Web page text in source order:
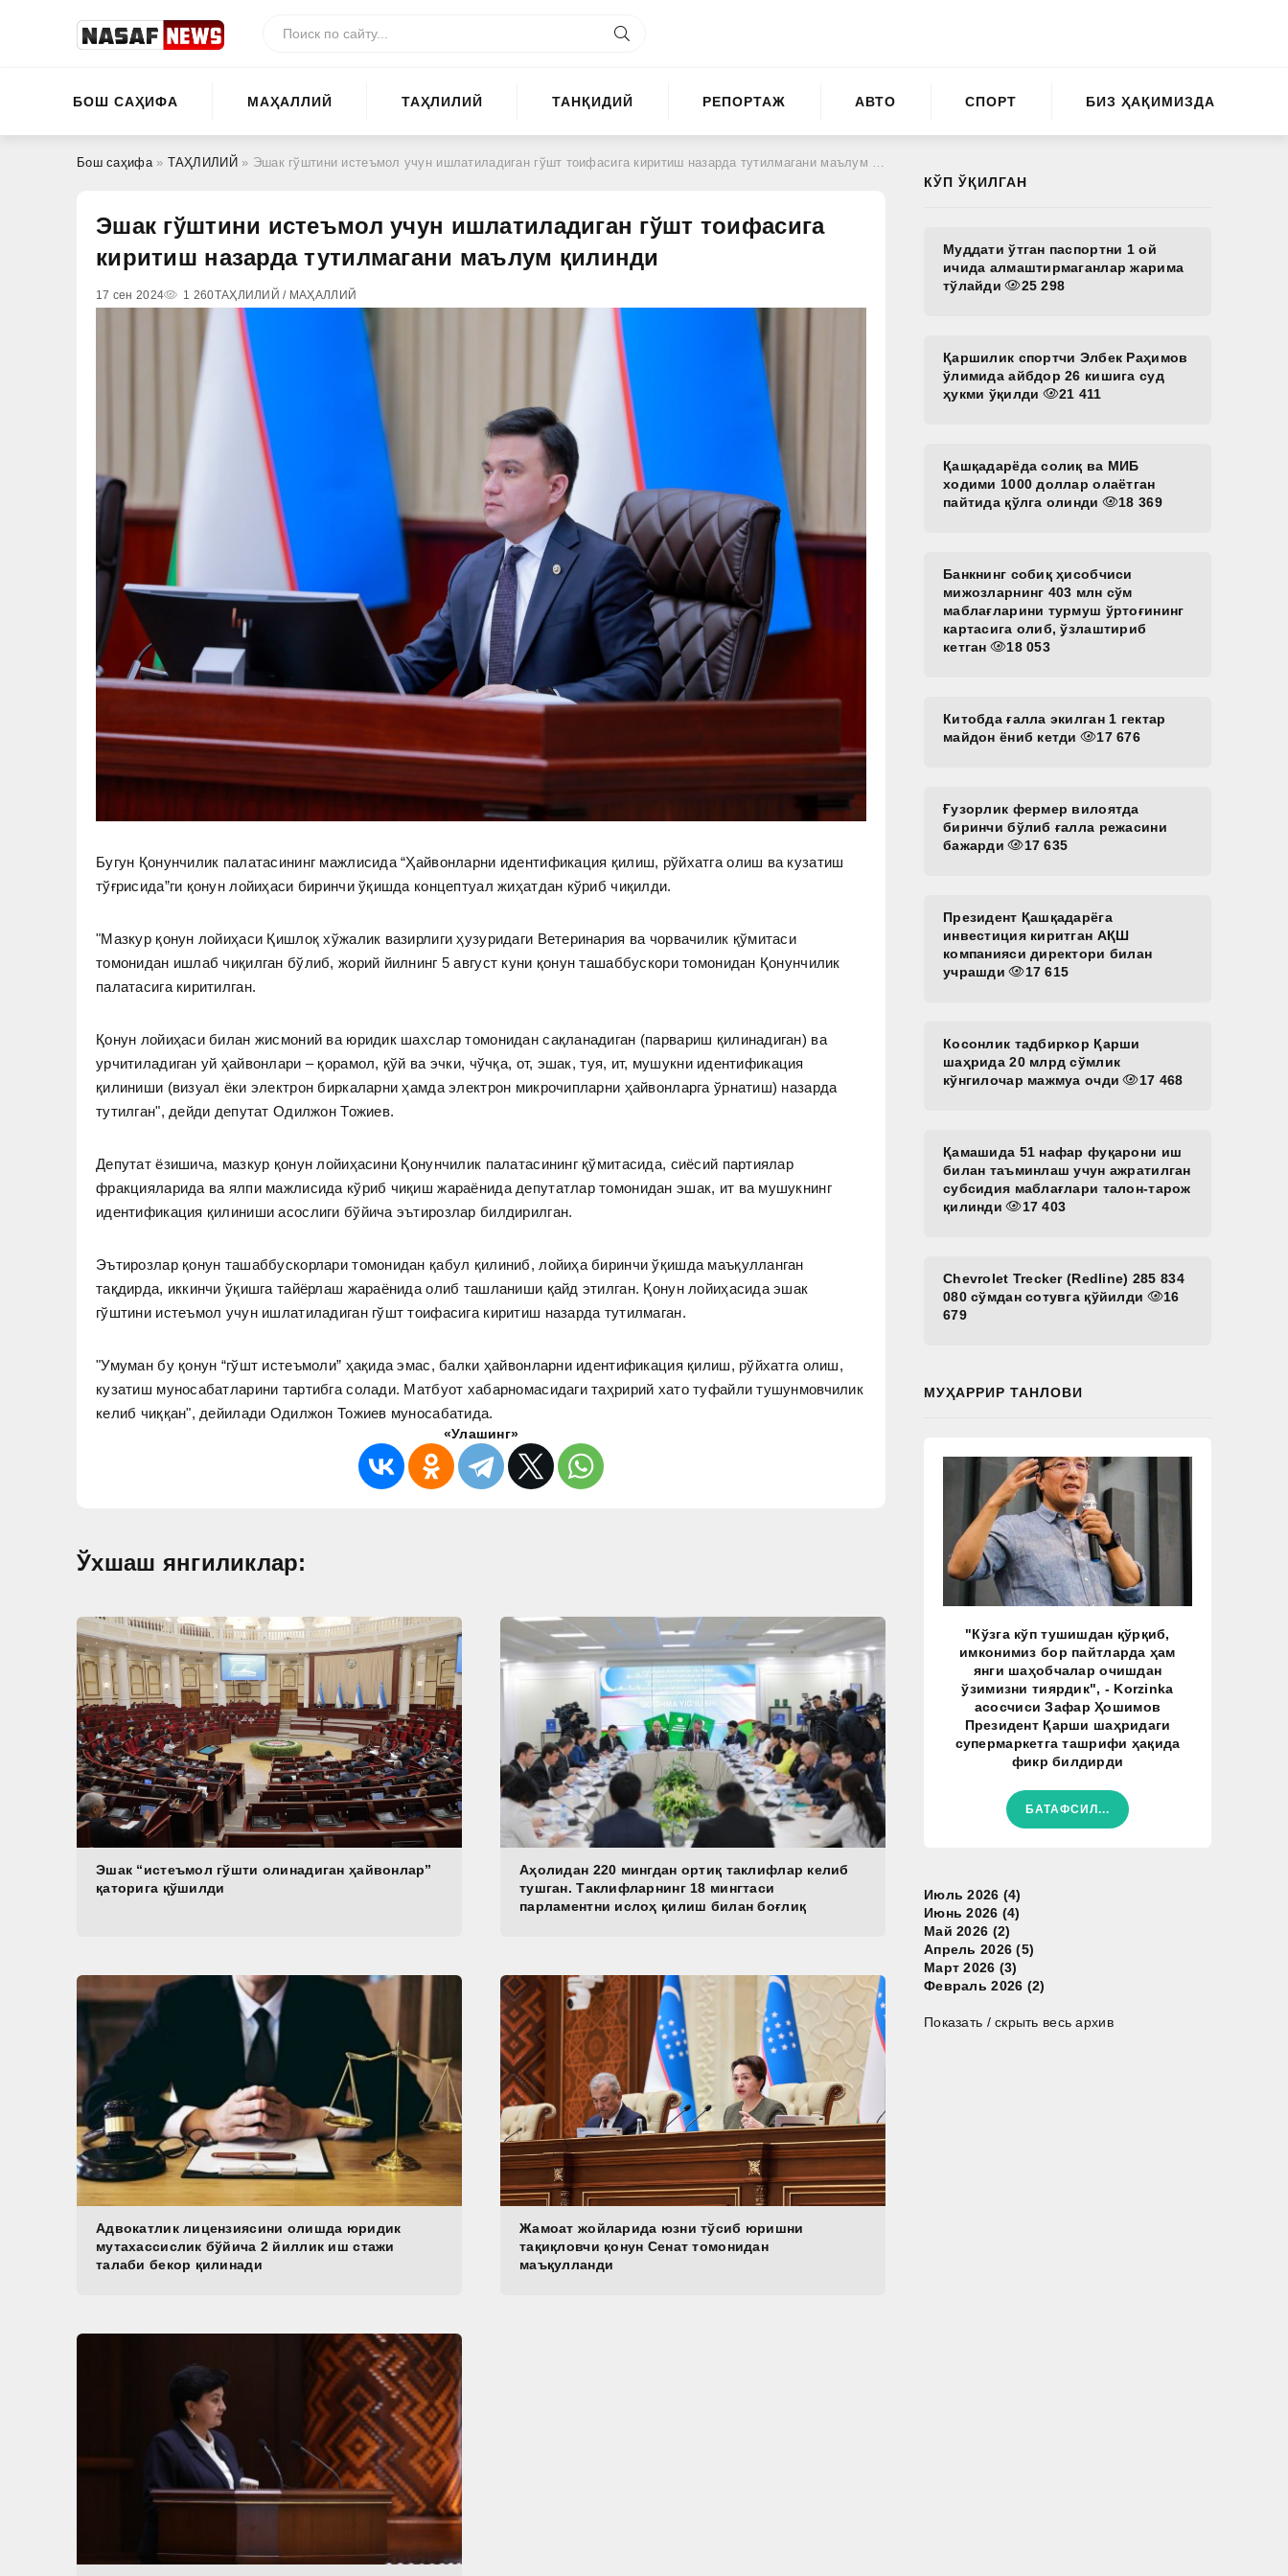
БОШ САҲИФА МАҲАЛЛИЙ ТАҲЛИЛИЙ ТАНҚИДИЙ РЕПОРТАЖ АВТО СПОРТ БИЗ ҲАҚИМИЗДА
Бош саҳифа» ТАҲЛИЛИЙ » Эшак гўштини истеъмол учун ишлатиладиган гўшт тоифасига киритиш назарда тутилмагани маълум қилинди
Эшак гўштини истеъмол учун ишлатиладиган гўшт тоифасига
киритиш назарда тутилмагани маълум қилинди
17 сен 2024 1 260ТАҲЛИЛИЙ / МАҲАЛЛИЙ
Бугун Қонунчилик палатасининг мажлисида “Ҳайвонларни идентификация қилиш, рўйхатга олиш ва кузатиш
тўғрисида”ги қонун лойиҳаси биринчи ўқишда концептуал жиҳатдан кўриб чиқилди.
"Мазкур қонун лойиҳаси Қишлоқ хўжалик вазирлиги ҳузуридаги Ветеринария ва чорвачилик қўмитаси
томонидан ишлаб чиқилган бўлиб, жорий йилнинг 5 август куни қонун ташаббускори томонидан Қонунчилик
палатасига киритилган.
Қонун лойиҳаси билан жисмоний ва юридик шахслар томонидан сақланадиган (парвариш қилинадиган) ва
урчитиладиган уй ҳайвонлари – қорамол, қўй ва эчки, чўчқа, от, эшак, туя, ит, мушукни идентификация
қилиниши (визуал ёки электрон биркаларни ҳамда электрон микрочипларни ҳайвонларга ўрнатиш) назарда
тутилган", дейди депутат Одилжон Тожиев.
Депутат ёзишича, мазкур қонун лойиҳасини Қонунчилик палатасининг қўмитасида, сиёсий партиялар
фракцияларида ва ялпи мажлисида кўриб чиқиш жараёнида депутатлар томонидан эшак, ит ва мушукнинг
идентификация қилиниши асослиги бўйича эътирозлар билдирилган.
Эътирозлар қонун ташаббускорлари томонидан қабул қилиниб, лойиҳа биринчи ўқишда маъқулланган
тақдирда, иккинчи ўқишга тайёрлаш жараёнида олиб ташланиши қайд этилган. Қонун лойиҳасида эшак
гўштини истеъмол учун ишлатиладиган гўшт тоифасига киритиш назарда тутилмаган.
"Умуман бу қонун “гўшт истеъмоли” ҳақида эмас, балки ҳайвонларни идентификация қилиш, рўйхатга олиш,
кузатиш муносабатларини тартибга солади. Матбуот хабарномасидаги таҳририй хато туфайли тушунмовчилик
келиб чиққан", дейилади Одилжон Тожиев муносабатида.
«Улашинг»
Ўхшаш янгиликлар:
Эшак “истеъмол гўшти олинадиган ҳайвонлар”
қаторига қўшилди
Аҳолидан 220 мингдан ортиқ таклифлар келиб
тушган. Таклифларнинг 18 мингтаси
парламентни ислоҳ қилиш билан боғлиқ
Адвокатлик лицензиясини олишда юридик
мутахассислик бўйича 2 йиллик иш стажи
талаби бекор қилинади
Жамоат жойларида юзни тўсиб юришни
тақиқловчи қонун Сенат томонидан
маъқулланди
КЎП ЎҚИЛГАН
Муддати ўтган паспортни 1 ой
ичида алмаштирмаганлар жарима
тўлайди
25 298
Қаршилик спортчи Элбек Раҳимов
ўлимида айбдор 26 кишига суд
ҳукми ўқилди
21 411
Қашқадарёда солиқ ва МИБ
ходими 1000 доллар олаётган
пайтида қўлга олинди
18 369
Банкнинг собиқ ҳисобчиси
мижозларнинг 403 млн сўм
маблағларини турмуш ўртоғининг
картасига олиб, ўзлаштириб
кетган
18 053
Китобда ғалла экилган 1 гектар
майдон ёниб кетди
17 676
Ғузорлик фермер вилоятда
биринчи бўлиб ғалла режасини
бажарди
17 635
Президент Қашқадарёга
инвестиция киритган АҚШ
компанияси директори билан
учрашди
17 615
Косонлик тадбиркор Қарши
шаҳрида 20 млрд сўмлик
кўнгилочар мажмуа очди
17 468
Қамашида 51 нафар фуқарони иш
билан таъминлаш учун ажратилган
субсидия маблағлари талон-тарож
қилинди
17 403
Chevrolet Trecker (Redline) 285 834
080 сўмдан сотувга қўйилди
16
679
МУҲАРРИР ТАНЛОВИ
"Кўзга кўп тушишдан қўрқиб,
имконимиз бор пайтларда ҳам
янги шаҳобчалар очишдан
ўзимизни тиярдик", - Korzinka
асосчиси Зафар Ҳошимов
Президент Қарши шаҳридаги
супермаркетга ташрифи ҳақида
фикр билдирди
БАТАФСИЛ...
Июль 2026 (4)
Июнь 2026 (4)
Май 2026 (2)
Апрель 2026 (5)
Март 2026 (3)
Февраль 2026 (2)
Показать / скрыть весь архив